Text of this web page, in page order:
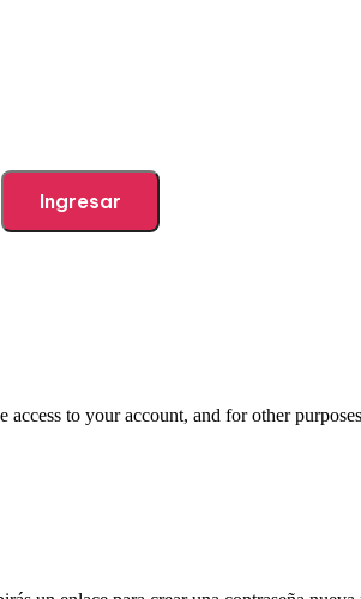
Ingresar
to your account, and for other